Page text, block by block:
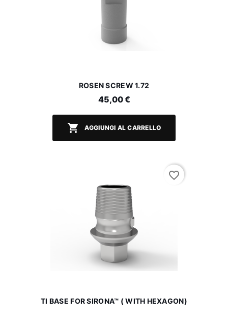
ROSEN SCREW 1.72
45,00 €
 AGGIUNGI AL CARRELLO
TI BASE FOR SIRONA™ ( WITH HEXAGON)
favorite_border